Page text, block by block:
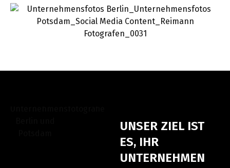
UNSER ZIEL IST
ES, IHR
UNTERNEHMEN